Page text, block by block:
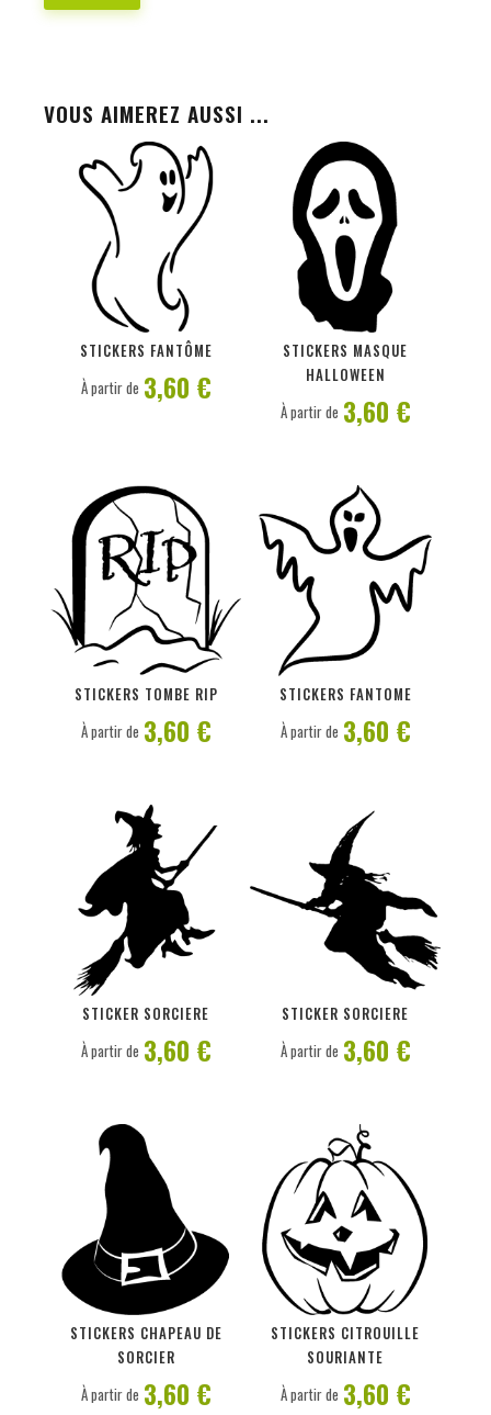
VOUS AIMEREZ AUSSI ...
STICKERS FANTÔME
PERSONNALISER
À partir de 3,60 €
STICKERS MASQUE
HALLOWEEN
PERSONNALISER
À partir de 3,60 €
STICKERS TOMBE RIP
PERSONNALISER
À partir de 3,60 €
STICKERS FANTOME
À partir de 3,60 €
STICKER SORCIERE
PERSONNALISER
À partir de 3,60 €
STICKER SORCIERE
À partir de 3,60 €
STICKERS CHAPEAU DE
SORCIER
PERSONNALISER
À partir de 3,60 €
STICKERS CITROUILLE
SOURIANTE
PERSONNALISER
À partir de 3,60 €